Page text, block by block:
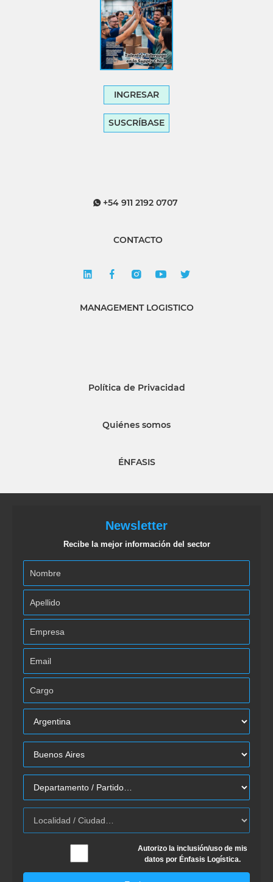
INGRESAR
SUSCRÍBASE
+54 911 2192 0707
CONTACTO
MANAGEMENT LOGISTICO
Política de Privacidad
Quiénes somos
ÉNFASIS
Newsletter
Recibe la mejor información del sector
Autorizo la inclusión/uso de mis
datos por Énfasis Logística.